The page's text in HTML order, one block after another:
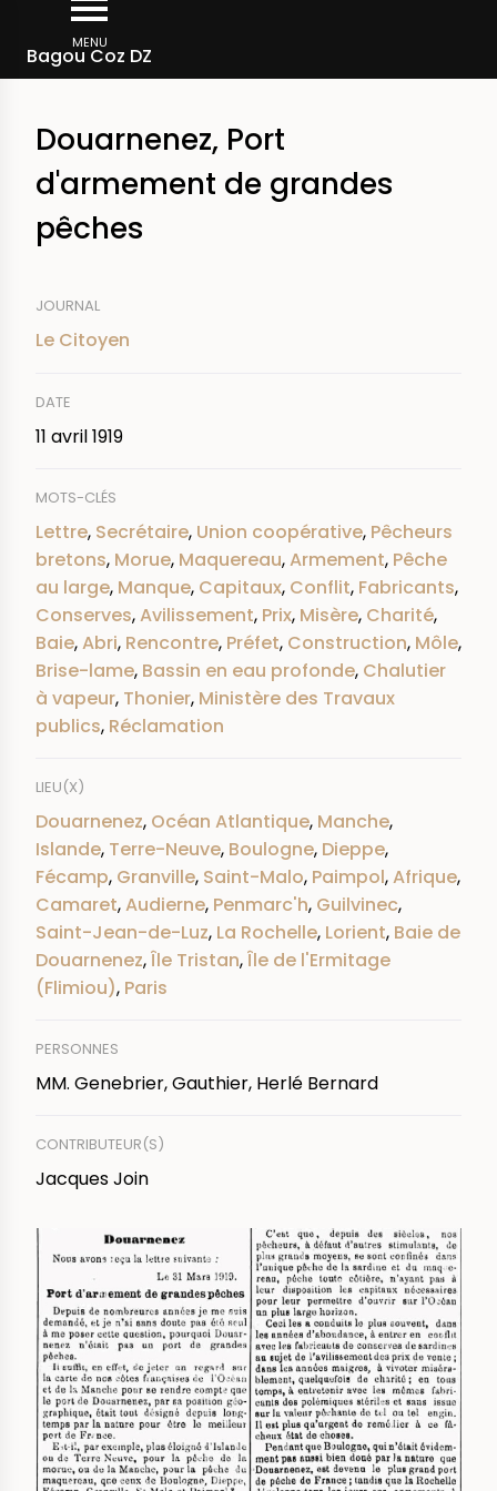
contenu
MENU
Bagou Coz DZ
d'Ariane
Rechercher dans la presse
Douarnenez, Port
d'armement de grandes
pêches
JOURNAL
Le Citoyen
DATE
11 avril 1919
MOTS-CLÉS
Lettre, Secrétaire, Union coopérative, Pêcheurs
bretons, Morue, Maquereau,Armement, Pêche
au large, Manque, Capitaux, Conflit, Fabricants,
Conserves,Avilissement, Prix, Misère, Charité,
Baie,Abri, Rencontre, Préfet, Construction, Môle,
Brise-lame, Bassin en eau profonde, Chalutier
à vapeur, Thonier, Ministère des Travaux
publics, Réclamation
LIEU(X)
Douarnenez, Océan Atlantique, Manche,
Islande, Terre-Neuve, Boulogne, Dieppe,
Fécamp, Granville, Saint-Malo, Paimpol,Afrique,
Camaret,Audierne, Penmarc'h, Guilvinec,
Saint-Jean-de-Luz, La Rochelle, Lorient, Baie de
Douarnenez,Île Tristan,Île de l'Ermitage
(Flimiou), Paris
PERSONNES
MM. Genebrier, Gauthier, Herlé Bernard
CONTRIBUTEUR(S)
Jacques Join
IMAGE